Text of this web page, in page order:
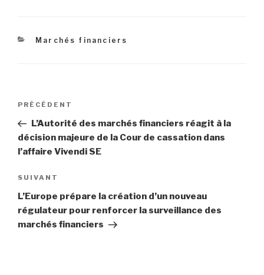
Catégories
Marchés financiers
Navigation
l’article
Article
précédent
PRÉCÉDENT
L’Autorité des marchés financiers réagit à la
décision majeure de la Cour de cassation dans
l’affaire Vivendi SE
Article
suivant
SUIVANT
L’Europe prépare la création d’un nouveau
régulateur pour renforcer la surveillance des
marchés financiers